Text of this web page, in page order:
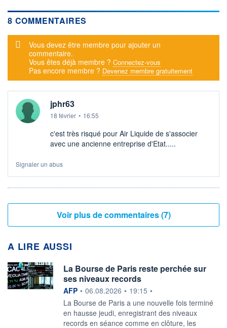
8 COMMENTAIRES
Message d'alerte
Vous devez être membre pour ajouter un
commentaire.
Vous êtes déjà membre ? Connectez-vous
Pas encore membre ? Devenez membre gratuitement
jphr63
18 février • 16:55
c'est très risqué pour Air Liquide de s'associer
avec une ancienne entreprise d'Etat.....
Signaler un abus
Voir plus de commentaires (7)
A LIRE AUSSI
La Bourse de Paris reste perchée sur
ses niveaux records
information fournie par
AFP • 06.08.2026 • 19:15 •
La Bourse de Paris a une nouvelle fois terminé
en hausse jeudi, enregistrant des niveaux
records en séance comme en clôture, les